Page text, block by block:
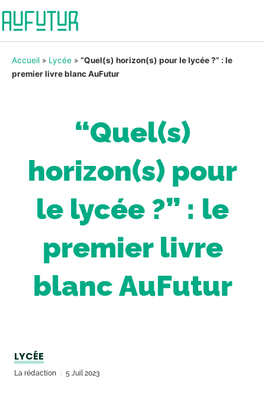
Accueil » Lycée » “Quel(s) horizon(s) pour le lycée ?” : le
premier livre blanc AuFutur
“Quel(s)
horizon(s) pour
le lycée ?” : le
premier livre
blanc AuFutur
LYCÉE
La rédaction 5 Juil 2023